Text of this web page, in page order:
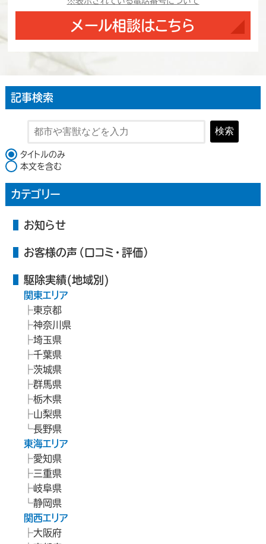
メール相談はこちら
記事検索
検索
検索対象
タイトルのみ
本文を含む
カテゴリー
お知らせ
お客様の声（口コミ・評価）
駆除実績(地域別)
関東エリア
東京都
神奈川県
埼玉県
千葉県
茨城県
群馬県
栃木県
山梨県
長野県
東海エリア
愛知県
三重県
岐阜県
静岡県
関西エリア
大阪府